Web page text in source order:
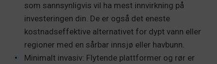
som sannsynligvis vil ha mest innvirkning på
investeringen din. De er også det eneste
kostnadseffektive alternativet for dypt vann eller
regioner med en sårbar innsjø eller havbunn.
Minimalt invasiv: Flytende plattformer og rør er